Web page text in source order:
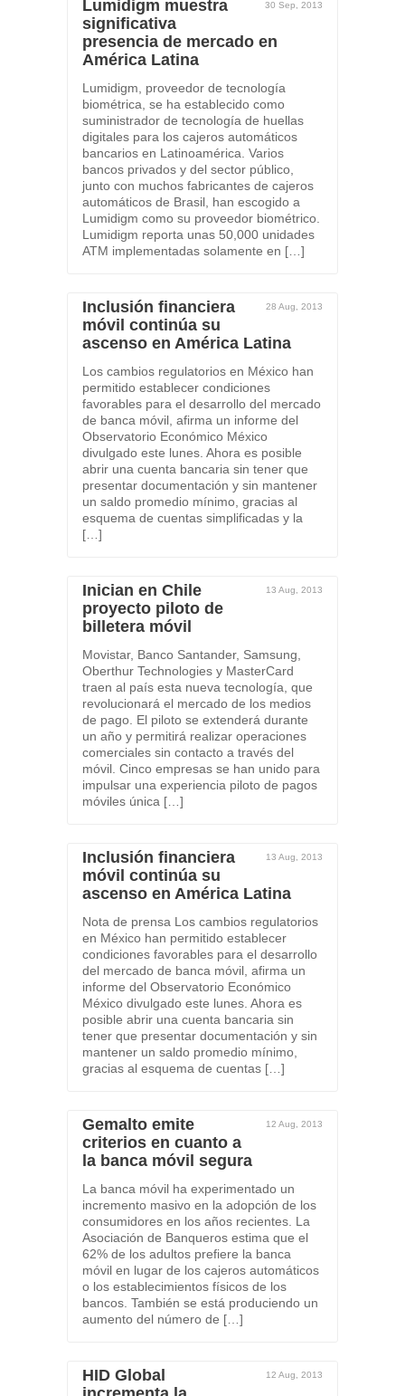
30 Sep, 2013
Lumidigm muestra
significativa
presencia de mercado en
América Latina
Lumidigm, proveedor de tecnología
biométrica, se ha establecido como
suministrador de tecnología de huellas
digitales para los cajeros automáticos
bancarios en Latinoamérica. Varios
bancos privados y del sector público,
junto con muchos fabricantes de cajeros
automáticos de Brasil, han escogido a
Lumidigm como su proveedor biométrico.
Lumidigm reporta unas 50,000 unidades
ATM implementadas solamente en […]
28 Aug, 2013
Inclusión financiera
móvil continúa su
ascenso en América Latina
Los cambios regulatorios en México han
permitido establecer condiciones
favorables para el desarrollo del mercado
de banca móvil, afirma un informe del
Observatorio Económico México
divulgado este lunes. Ahora es posible
abrir una cuenta bancaria sin tener que
presentar documentación y sin mantener
un saldo promedio mínimo, gracias al
esquema de cuentas simplificadas y la
[…]
13 Aug, 2013
Inician en Chile
proyecto piloto de
billetera móvil
Movistar, Banco Santander, Samsung,
Oberthur Technologies y MasterCard
traen al país esta nueva tecnología, que
revolucionará el mercado de los medios
de pago. El piloto se extenderá durante
un año y permitirá realizar operaciones
comerciales sin contacto a través del
móvil. Cinco empresas se han unido para
impulsar una experiencia piloto de pagos
móviles única […]
13 Aug, 2013
Inclusión financiera
móvil continúa su
ascenso en América Latina
Nota de prensa Los cambios regulatorios
en México han permitido establecer
condiciones favorables para el desarrollo
del mercado de banca móvil, afirma un
informe del Observatorio Económico
México divulgado este lunes. Ahora es
posible abrir una cuenta bancaria sin
tener que presentar documentación y sin
mantener un saldo promedio mínimo,
gracias al esquema de cuentas […]
12 Aug, 2013
Gemalto emite
criterios en cuanto a
la banca móvil segura
La banca móvil ha experimentado un
incremento masivo en la adopción de los
consumidores en los años recientes. La
Asociación de Banqueros estima que el
62% de los adultos prefiere la banca
móvil en lugar de los cajeros automáticos
o los establecimientos físicos de los
bancos. También se está produciendo un
aumento del número de […]
12 Aug, 2013
HID Global